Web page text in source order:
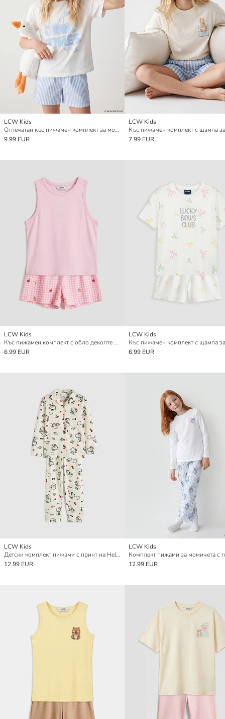
LCW Kids
Отпечатан къс пижамен комплект за момичета
9.99 EUR
LCW Kids
7.99 EUR
LCW Kids
Къс пижамен комплект с обло деколте за момичета
6.99 EUR
LCW Kids
6.99 EUR
LCW Kids
Детски комплект пижами с принт на Hello Kitty върху яката на ризата.
12.99 EUR
LCW Kids
12.99 EUR